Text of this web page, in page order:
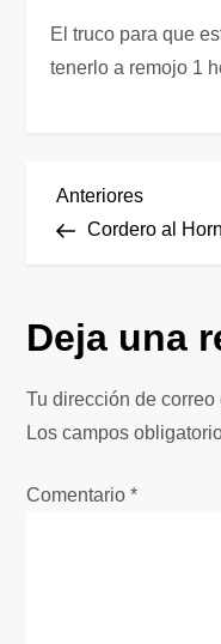
El truco para que
tenerlo a remojo 1
N
v
e
g
a
Entrada
anterior
Anteriores
Cordero al
Deja una
Tu dirección de
Los campos
Comentario*